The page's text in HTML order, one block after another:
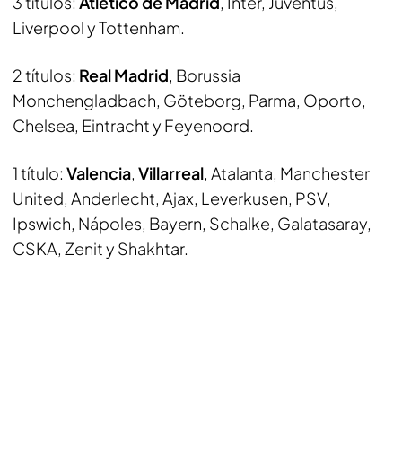
Liverpool y Tottenham.
2 títulos: Real Madrid, Borussia
Monchengladbach, Göteborg, Parma, Oporto,
Chelsea, Eintracht y Feyenoord.
1 título: Valencia, Villarreal, Atalanta, Manchester
United, Anderlecht, Ajax, Leverkusen, PSV,
Ipswich, Nápoles, Bayern, Schalke, Galatasaray,
CSKA, Zenit y Shakhtar.